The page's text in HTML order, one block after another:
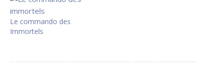
Le commando des
Immortels